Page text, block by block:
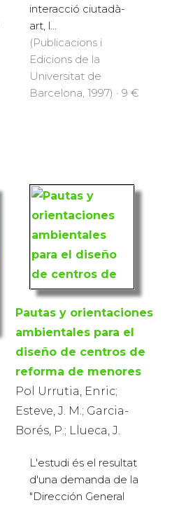
interacció ciutadà-
art, l...
(Publicacions i
Edicions de la
Universitat de
Barcelona, 1997) · 9 €
Pautas y orientaciones
ambientales para el
diseño de centros de
reforma de menores
Pol Urrutia, Enric;
Esteve, J. M.; Garcia-
Borés, P.; Llueca, J.
L'estudi és el resultat
d'una demanda de la
"Dirección General